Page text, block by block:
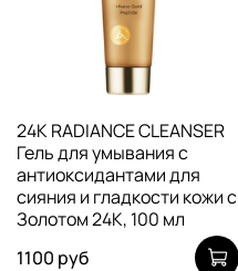
24K RADIANCE CLEANSER
Гель для умывания с
антиоксидантами для
сияния и гладкости кожи c
Золотом 24К, 100 мл
1100 руб